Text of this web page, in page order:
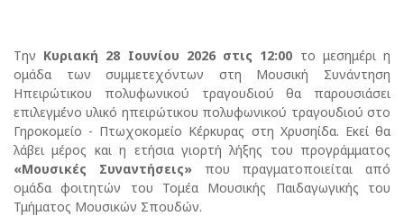
Την Κυριακή 28 Ιουνίου 2026 στις 12:00 το μεσημέρι η
ομάδα των συμμετεχόντων στη Μουσική Συνάντηση
Ηπειρώτικου πολυφωνικού τραγουδιού θα παρουσιάσει
επιλεγμένο υλικό ηπειρώτικου πολυφωνικού τραγουδιού στο
Γηροκομείο - Πτωχοκομείο Κέρκυρας στη Χρυσηίδα. Εκεί θα
λάβει μέρος και η ετήσια γιορτή λήξης του προγράμματος
«Μουσικές Συναντήσεις»που πραγματοποιείται από
ομάδα φοιτητών του Τομέα Μουσικής Παιδαγωγικής του
Τμήματος Μουσικών Σπουδών.